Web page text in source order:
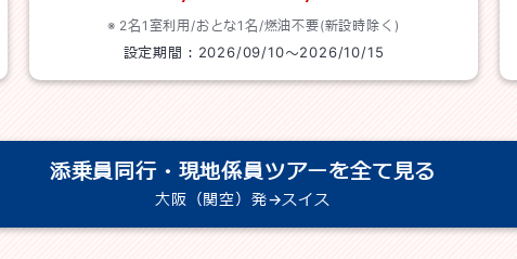
2名1室利用/おとな1名/燃油不要(新設時除く)
設定期間： 2026/09/10～2026/10/15
添乗員同行・現地係員ツアーを全て見る
大阪（関空）発→スイス